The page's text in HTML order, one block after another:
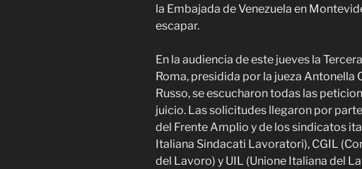
la Embajada de Venezuela en
escapar.
En la audiencia de este jueves la
Roma, presidida por la jueza Antonella
Russo, se escucharon todas las
juicio. Las solicitudes llegaron por
del Frente Amplio y de los sindicatos
Italiana Sindacati Lavoratori), CGIL
del Lavoro) y UIL (Unione Italiana del